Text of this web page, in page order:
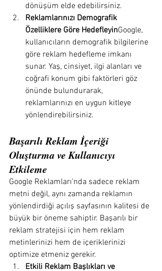
dönüşüm elde edebilirsiniz.
Reklamlarınızı Demografik
Özelliklere Göre HedefleyinGoogle,
kullanıcıların demografik bilgilerine
göre reklam hedefleme imkanı
sunar. Yaş, cinsiyet, ilgi alanları ve
coğrafi konum gibi faktörleri göz
önünde bulundurarak,
reklamlarınızı en uygun kitleye
yönlendirebilirsiniz.
Başarılı Reklam İçeriği
Oluşturma ve Kullanıcıyı
Etkileme
Google Reklamları'nda sadece reklam
metni değil, aynı zamanda reklamın
yönlendirdiği açılış sayfasının kalitesi de
büyük bir öneme sahiptir. Başarılı bir
reklam stratejisi için hem reklam
metinlerinizi hem de içeriklerinizi
optimize etmeniz gerekir.
Etkili Reklam Başlıkları ve